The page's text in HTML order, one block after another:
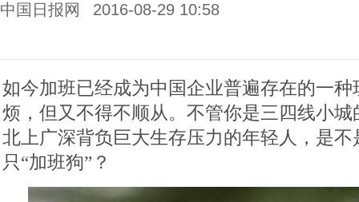
中国日报网 2016-08-29 10:58
如今加班已经成为中国企业普遍存在的一
烦，但又不得不顺从。不管你是三四线小
北上广深背负巨大生存压力的年轻人，是
只“加班狗”？